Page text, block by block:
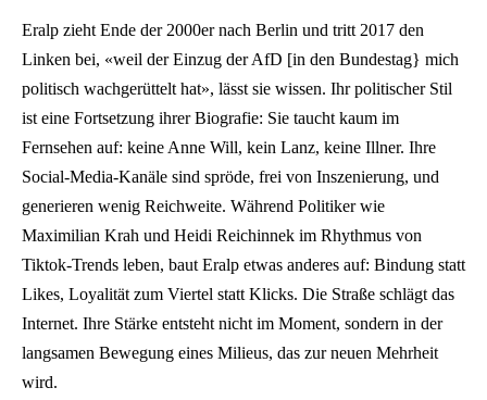
Eralp zieht Ende der 2000er nach Berlin und tritt 2017 den
Linken bei, «weil der Einzug der AfD [in den Bundestag} mich
politisch wachgerüttelt hat», lässt sie wissen. Ihr politischer Stil
ist eine Fortsetzung ihrer Biografie: Sie taucht kaum im
Fernsehen auf: keine Anne Will, kein Lanz, keine Illner. Ihre
Social-Media-Kanäle sind spröde, frei von Inszenierung, und
generieren wenig Reichweite. Während Politiker wie
Maximilian Krah und Heidi Reichinnek im Rhythmus von
Tiktok-Trends leben, baut Eralp etwas anderes auf: Bindung statt
Likes, Loyalität zum Viertel statt Klicks. Die Straße schlägt das
Internet. Ihre Stärke entsteht nicht im Moment, sondern in der
langsamen Bewegung eines Milieus, das zur neuen Mehrheit
wird.